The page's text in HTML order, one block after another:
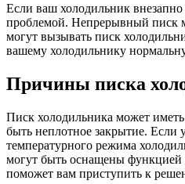
Если ваш холодильник внезапно
проблемой. Непрерывный писк
могут вызывать писк
вашему холодильнику
Причины писка
Писк холодильника может
быть неплотное закрытие. Если
температурного режима
могут быть оснащены функцией
поможет вам приступить к